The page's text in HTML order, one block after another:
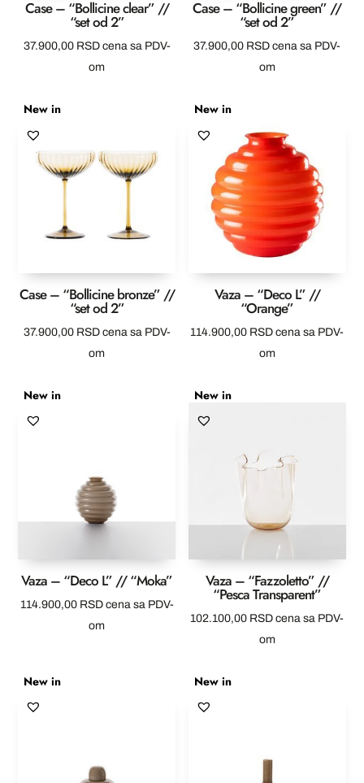
Case – “Bollicine clear” //
“set od 2”
37.900,00 RSD cena sa PDV-
om
Case – “Bollicine green” //
“set od 2”
37.900,00 RSD cena sa PDV-
om
New in
Case – “Bollicine bronze” //
“set od 2”
37.900,00 RSD cena sa PDV-
om
New in
Vaza – “Deco L” //
“Orange”
114.900,00 RSD cena sa PDV-
om
New in
Vaza – “Deco L” // “Moka”
114.900,00 RSD cena sa PDV-
om
New in
Vaza – “Fazzoletto” //
“Pesca Transparent”
102.100,00 RSD cena sa PDV-
om
New in New in